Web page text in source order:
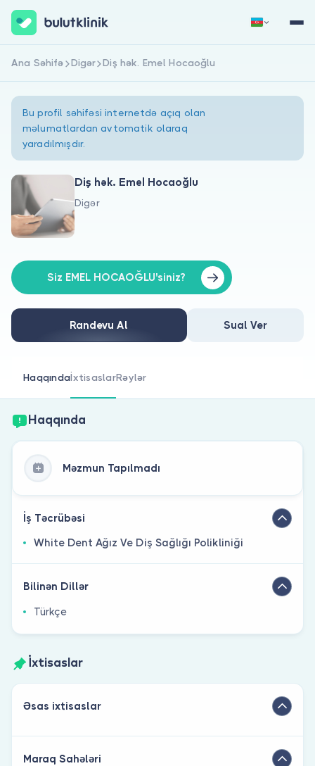
Haqqımızda
Xəstələr üçün
Həkimlər üçün
Qeydiyyat Daxil Ol
Ana Səhifə Digər Diş hək. Emel Hocaoğlu
Bu profil səhifəsi internetdə açıq olan
məlumatlardan avtomatik olaraq
yaradılmışdır.
Diş hək. Emel Hocaoğlu
Digər
Siz EMEL HOCAOĞLU'siniz?
Randevu Al Sual Ver
HaqqındaİxtisaslarRəylər
Haqqında
Məzmun Tapılmadı
İş Təcrübəsi
White Dent Ağız Ve Diş Sağlığı Polikliniği
Bilinən Dillər
Türkçe
İxtisaslar
Əsas ixtisaslar
Maraq Sahələri